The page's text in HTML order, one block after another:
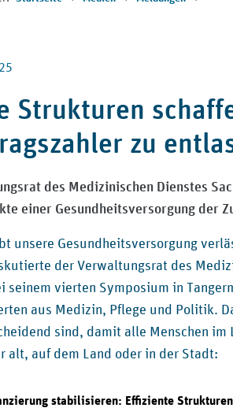
Strukturen
zu
des Medizinischen Dienstes
einer Gesundheitsversorgung der
unsere Gesundheitsversorgung
der Verwaltungsrat des
seinem vierten Symposium in
aus Medizin, Pflege und Politik.
sind, damit alle Menschen
alt, auf dem Land oder in der Stadt:
stabilisieren: Effiziente